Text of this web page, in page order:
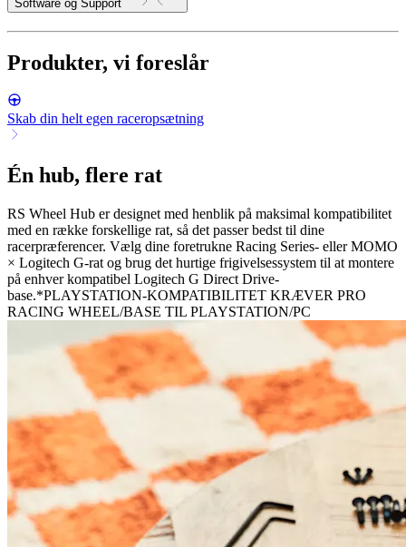
Software og Support
Produkter, vi foreslår
Skab din helt egen raceropsætning
Én hub, flere rat
RS Wheel Hub er designet med henblik på maksimal kompatibilitet
med en række forskellige rat, så det passer bedst til dine
racerpræferencer. Vælg dine foretrukne Racing Series- eller MOMO
× Logitech G-rat og brug det hurtige frigivelsessystem til at montere
på enhver kompatibel Logitech G Direct Drive-
base.*PLAYSTATION-KOMPATIBILITET KRÆVER PRO
RACING WHEEL/BASE TIL PLAYSTATION/PC